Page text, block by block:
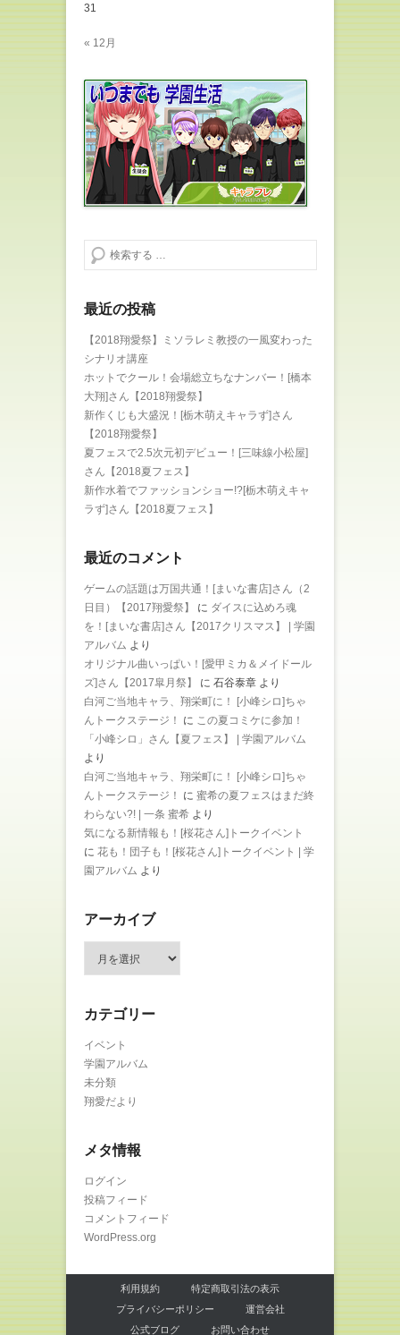
ま
す
)
31
« 12月
検索する
最近の投稿
【2018翔愛祭】ミソラレミ教授の一風変わった
シナリオ講座
ホットでクール！会場総立ちなナンバー！[橋本
大翔]さん【2018翔愛祭】
新作くじも大盛況！[栃木萌えキャラず]さん
【2018翔愛祭】
夏フェスで2.5次元初デビュー！[三味線小松屋]
さん【2018夏フェス】
新作水着でファッションショー!?[栃木萌えキャ
ラず]さん【2018夏フェス】
最近のコメント
ゲームの話題は万国共通！[まいな書店]さん（2
日目）【2017翔愛祭】
に ダイスに込めろ魂
を！[まいな書店]さん【2017クリスマス】 | 学園
アルバム より
オリジナル曲いっぱい！[愛甲ミカ＆メイドール
ズ]さん【2017皐月祭】
に 石谷泰章 より
白河ご当地キャラ、翔栄町に！ [小峰シロ]ちゃ
んトークステージ！
に この夏コミケに参加！
「小峰シロ」さん【夏フェス】 | 学園アルバム
より
白河ご当地キャラ、翔栄町に！ [小峰シロ]ちゃ
んトークステージ！
に 蜜希の夏フェスはまだ終
わらない?! | 一条 蜜希 より
気になる新情報も！[桜花さん]トークイベント
に 花も！団子も！[桜花さん]トークイベント | 学
園アルバム より
アーカイブ
イ
ブ
カテゴリー
イベント
学園アルバム
未分類
翔愛だより
メタ情報
ログイン
投稿フィード
コメントフィード
WordPress.org
利用規約
特定商取引法の表示
プライバシーポリシー
運営会社
公式ブログ
お問い合わせ